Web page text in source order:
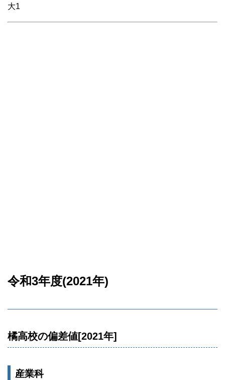
大1
令和3年度(2021年)
橘高校の偏差値[2021年]
産業科